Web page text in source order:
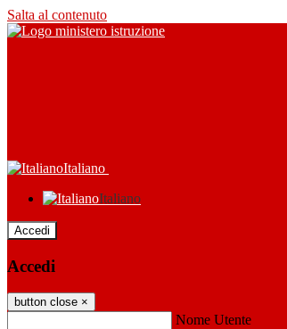
Salta al contenuto
Italiano
Italiano
Accedi
Accedi
button close ×
Nome Utente